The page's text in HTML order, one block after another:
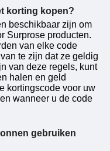
korting kopen?
beschikbaar zijn om
Surprose producten.
van elke code
te zijn dat ze geldig
van deze regels, kunt
halen en geld
kortingscode voor uw
wanneer u de code
gebruiken